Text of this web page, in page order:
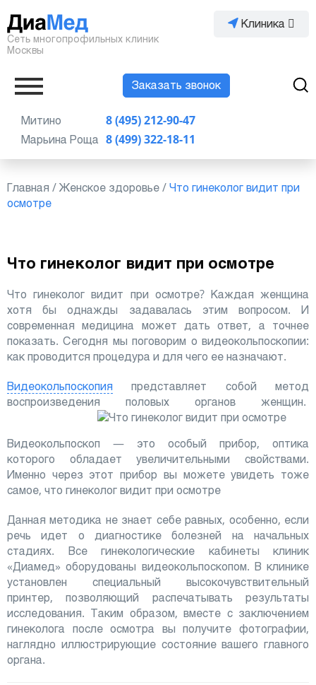
Сеть многопрофильных клиник
Москвы
Клиника
Заказать звонок
8 (495) 212-90-47
Митино
8 (499) 322-18-11
Марьина Роща
Главная / Женское здоровье / Что гинеколог видит при
осмотре
Что гинеколог видит при осмотре
Что гинеколог видит при осмотре? Каждая женщина
хотя бы однажды задавалась этим вопросом. И
современная медицина может дать ответ, а точнее
показать. Сегодня мы поговорим о видеокольпоскопии:
как проводится процедура и для чего ее назначают.
Видеокольпоскопия представляет собой метод
воспроизведения половых органов женщин.
Видеокольпоскоп — это особый прибор, оптика
которого обладает увеличительными свойствами.
Именно через этот прибор вы можете увидеть тоже
самое, что гинеколог видит при осмотре
Данная методика не знает себе равных, особенно, если
речь идет о диагностике болезней на начальных
стадиях. Все гинекологические кабинеты клиник
«Диамед» оборудованы видеокольпоскопом. В клинике
установлен специальный высокочувствительный
принтер, позволяющий распечатывать результаты
исследования. Таким образом, вместе с заключением
гинеколога после осмотра вы получите фотографии,
наглядно иллюстрирующие состояние вашего главного
органа.